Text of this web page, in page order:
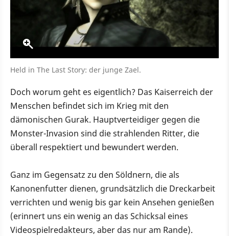
Held in The Last Story: der junge Zael.
Doch worum geht es eigentlich? Das Kaiserreich der
Menschen befindet sich im Krieg mit den
dämonischen Gurak. Hauptverteidiger gegen die
Monster-Invasion sind die strahlenden Ritter, die
überall respektiert und bewundert werden.
Ganz im Gegensatz zu den Söldnern, die als
Kanonenfutter dienen, grundsätzlich die Dreckarbeit
verrichten und wenig bis gar kein Ansehen genießen
(erinnert uns ein wenig an das Schicksal eines
Videospielredakteurs, aber das nur am Rande).